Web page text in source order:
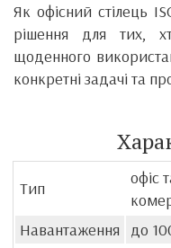
Як офісний стілець
рішення для тих,
щоденного
конкретні задачі та
Тип
офіс
Навантаження
до